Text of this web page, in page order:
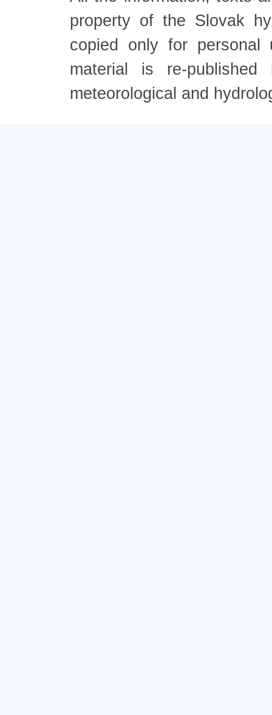
property of the Slovak
copied only for personal
material is re-
meteorological and